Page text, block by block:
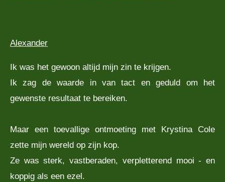
Alexander
Ik was het gewoon altijd mijn zin te krijgen.
Ik zag de waarde in van tact en geduld om het
gewenste resultaat te bereiken.
Maar een toevallige ontmoeting met Krystina Cole
zette mijn wereld op zijn kop.
Ze was sterk, vastberaden, verpletterend mooi - en
koppig als een ezel.